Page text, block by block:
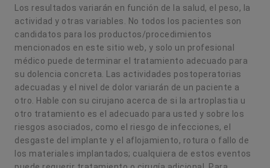
Los resultados variarán en función de la salud, el peso, la
actividad y otras variables. No todos los pacientes son
candidatos para los productos/procedimientos
mencionados en este sitio web, y solo un profesional
médico puede determinar el tratamiento adecuado para
su dolencia concreta. Las actividades postoperatorias
adecuadas y el nivel de dolor variarán de un paciente a
otro. Hable con su cirujano acerca de si la artroplastia u
otro tratamiento es el adecuado para usted y sobre los
riesgos asociados, como el riesgo de infecciones, el
desgaste del implante y el aflojamiento, rotura o fallo de
los materiales implantados; cualquiera de estos eventos